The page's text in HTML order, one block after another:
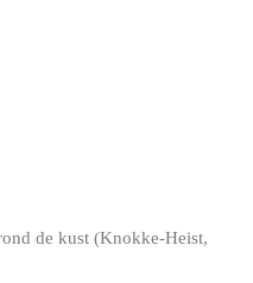
de kust (Knokke-Heist,